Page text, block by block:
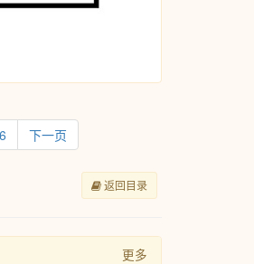
下一页
返回目录
更多